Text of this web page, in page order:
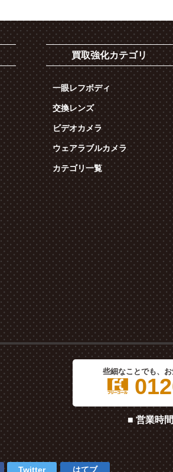
買取強化カテゴリ
一眼レフボディ
交換レンズ
ビデオカメラ
ウェアラブルカメラ
カテゴリ一覧
些細なことでも、お
■ 営業時
Twitter はてブ